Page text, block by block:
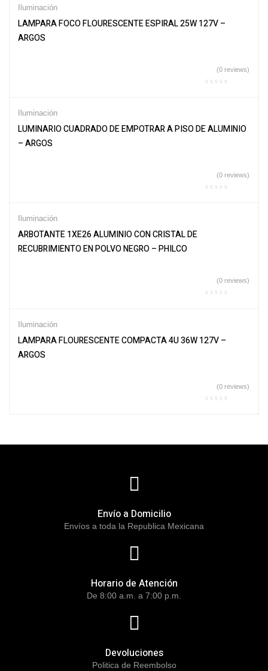
Iluminación
LAMPARA FOCO FLOURESCENTE ESPIRAL 25W 127V –
ARGOS
(0 reviews)
Iluminación
LUMINARIO CUADRADO DE EMPOTRAR A PISO DE ALUMINIO
– ARGOS
(0 reviews)
Iluminación
ARBOTANTE 1XE26 ALUMINIO CON CRISTAL DE
RECUBRIMIENTO EN POLVO NEGRO – PHILCO
(0 reviews)
Iluminación
LAMPARA FLOURESCENTE COMPACTA 4U 36W 127V –
ARGOS
(0 reviews)
Envío a Domicilio
Envíos a toda la Republica Mexicana
Horario de Atención
De 8:00 a.m. a 7:00 p.m.
Devoluciones
Politica de Reembolso